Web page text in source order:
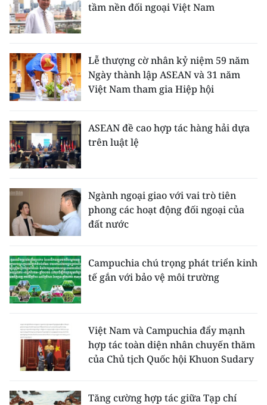
tầm nền đối ngoại Việt Nam
Lễ thượng cờ nhân kỷ niệm 59 năm
Ngày thành lập ASEAN và 31 năm
Việt Nam tham gia Hiệp hội
ASEAN đề cao hợp tác hàng hải dựa
trên luật lệ
Ngành ngoại giao với vai trò tiên
phong các hoạt động đối ngoại của
đất nước
Campuchia chú trọng phát triển kinh
tế gắn với bảo vệ môi trường
Việt Nam và Campuchia đẩy mạnh
hợp tác toàn diện nhân chuyến thăm
của Chủ tịch Quốc hội Khuon Sudary
Tăng cường hợp tác giữa Tạp chí